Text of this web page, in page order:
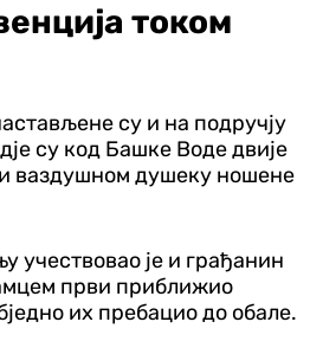
током
су и на подручју
су код Башке Воде двије
ваздушном душеку ношене
учествовао је и грађанин
први приближио
их пребацио до обале.